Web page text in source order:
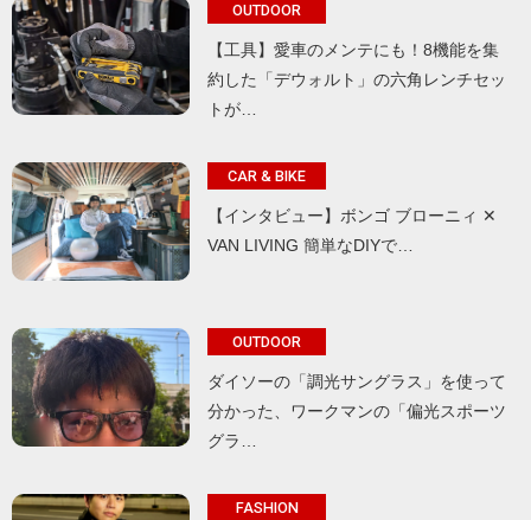
OUTDOOR
【工具】愛車のメンテにも！8機能を集
約した「デウォルト」の六角レンチセッ
トが…
CAR & BIKE
【インタビュー】ボンゴ ブローニィ ✕
VAN LIVING 簡単なDIYで…
OUTDOOR
ダイソーの「調光サングラス」を使って
分かった、ワークマンの「偏光スポーツ
グラ…
FASHION